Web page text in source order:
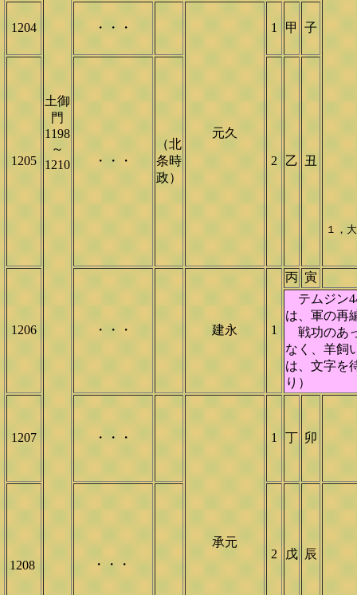
土御
門
1198
～
1210
１，
1204 ・・・
元久
1 甲 子
1205 ・・・
（北
条時
政）
2 乙 丑
1206 ・・・ 建永 1
丙 寅
テムジン
は、軍の再
戦功のあ
なく、羊飼
は、文字を
り）
1207 ・・・
承元
1 丁 卯
1208 ・・・
2 戊 辰